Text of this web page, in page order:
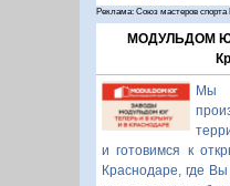
Реклама: Союз мастеров
МОДУЛЬДОМ
Мы
и готовимся к
Краснодаре, где